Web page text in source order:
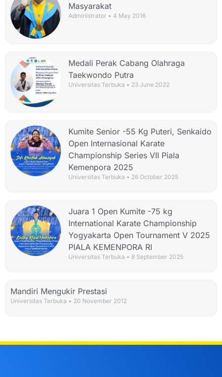
Masyarakat
Administrator 4 May 2016
Medali Perak Cabang Olahraga
Taekwondo Putra
Universitas Terbuka 23 June 2022
Kumite Senior -55 Kg Puteri, Senkaido
Open Internasional Karate
Championship Series VII Piala
Kemenpora 2025
Universitas Terbuka 26 October 2025
Juara 1 Open Kumite -75 kg
International Karate Championship
Yogyakarta Open Tournament V 2025
PIALA KEMENPORA RI
Universitas Terbuka 8 September 2025
Mandiri Mengukir Prestasi
Universitas Terbuka 20 November 2012